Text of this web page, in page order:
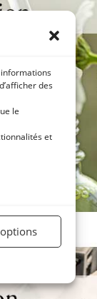
des
le
et